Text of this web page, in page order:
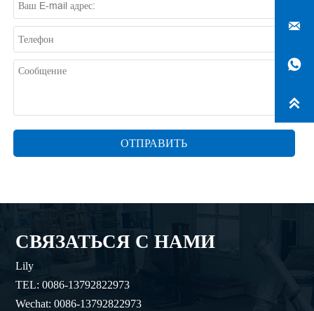
ОТПРАВИТЬ
СВЯЗАТЬСЯ С НАМИ
Lily
TEL: 0086-13792822973
Wechat: 0086-13792822973


